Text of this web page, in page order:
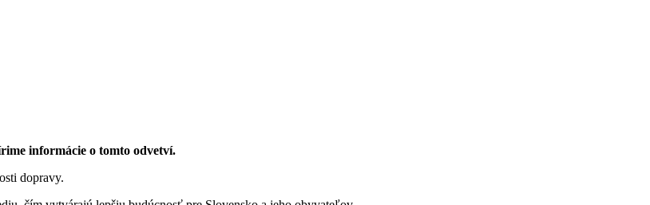
informácie o tomto odvetví.
dopravy.